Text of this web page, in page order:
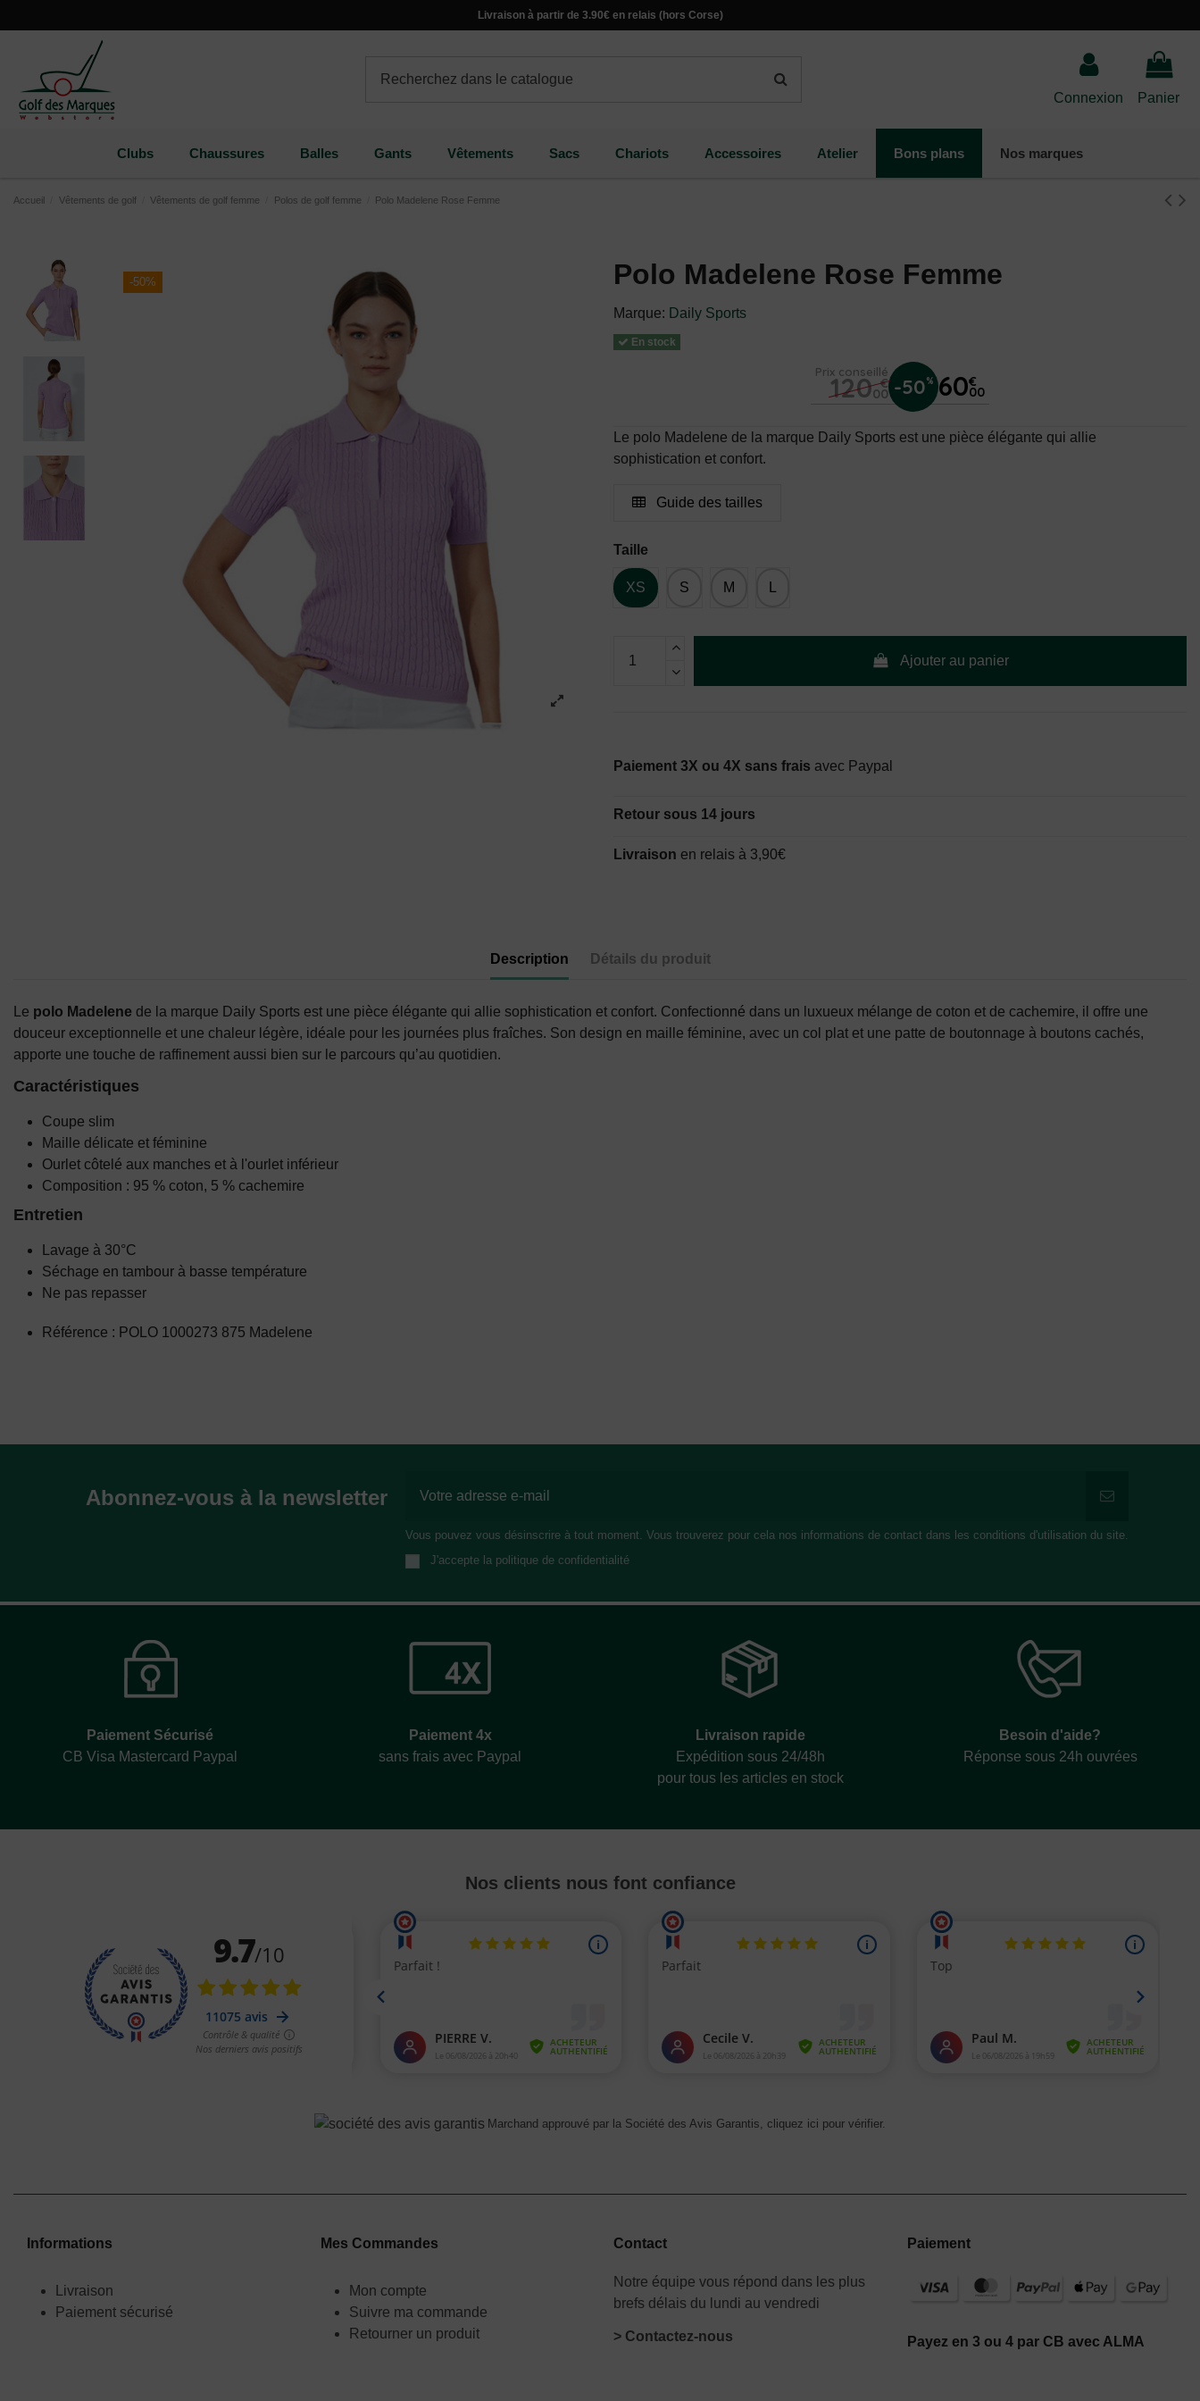
Livraison à partir de 3.90€ en relais (hors Corse)
Connexion Panier
Clubs Chaussures Balles Gants Vêtements Sacs Chariots Accessoires Atelier Bons plans Nos marques
Accueil Vêtements de golf Vêtements de golf femme Polos de golf femme Polo Madelene Rose Femme
-50% Polo Madelene Rose Femme
Marque: Daily Sports
En stock
Prix conseillé
120 €
00 -50% 60€
00
Le polo Madelene de la marque Daily Sports est une pièce élégante qui allie
sophistication et confort.
Guide des tailles
Taille
XS S M
Ajouter au panier
Paiement 3X ou 4X sans frais avec Paypal
Retour sous 14 jours
Livraison en relais à 3,90€
Description Détails du produit
Le polo Madelene de la marque Daily Sports est une pièce élégante qui allie sophistication et confort. Confectionné dans un luxueux mélange de coton et de cachemire, il offre une
douceur exceptionnelle et une chaleur légère, idéale pour les journées plus fraîches. Son design en maille féminine, avec un col plat et une patte de boutonnage à boutons cachés,
apporte une touche de raffinement aussi bien sur le parcours qu’au quotidien.
Caractéristiques
Coupe slim
Maille délicate et féminine
Ourlet côtelé aux manches et à l'ourlet inférieur
Composition : 95 % coton, 5 % cachemire
Entretien
Lavage à 30°C
Séchage en tambour à basse température
Ne pas repasser
Référence : POLO 1000273 875 Madelene
Abonnez-vous à la newsletter
Vous pouvez vous désinscrire à tout moment. Vous trouverez pour cela nos informations de contact dans les conditions d'utilisation du site.
J'accepte la politique de confidentialité
Paiement Sécurisé
CB Visa Mastercard Paypal
Paiement 4x
sans frais avec Paypal
Livraison rapide
Expédition sous 24/48h
pour tous les articles en stock
Besoin d'aide?
Réponse sous 24h ouvrées
Nos clients nous font confiance
Marchand approuvé par la Société des Avis Garantis, cliquez ici pour vérifier.
Informations
Livraison
Paiement sécurisé
Mes Commandes
Mon compte
Suivre ma commande
Retourner un produit
Contact
Notre équipe vous répond dans les plus
brefs délais du lundi au vendredi
> Contactez-nous
Paiement
Payez en 3 ou 4 par CB avec ALMA